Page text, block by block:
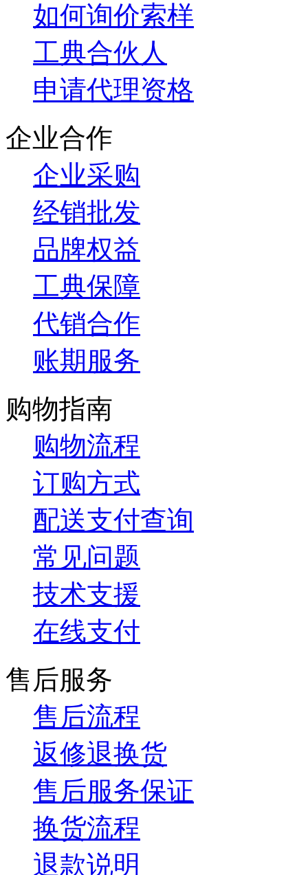
如何询价索样
工典合伙人
申请代理资格
企业合作
企业采购
经销批发
品牌权益
工典保障
代销合作
账期服务
购物指南
购物流程
订购方式
配送支付查询
常见问题
技术支援
在线支付
售后服务
售后流程
返修退换货
售后服务保证
换货流程
退款说明